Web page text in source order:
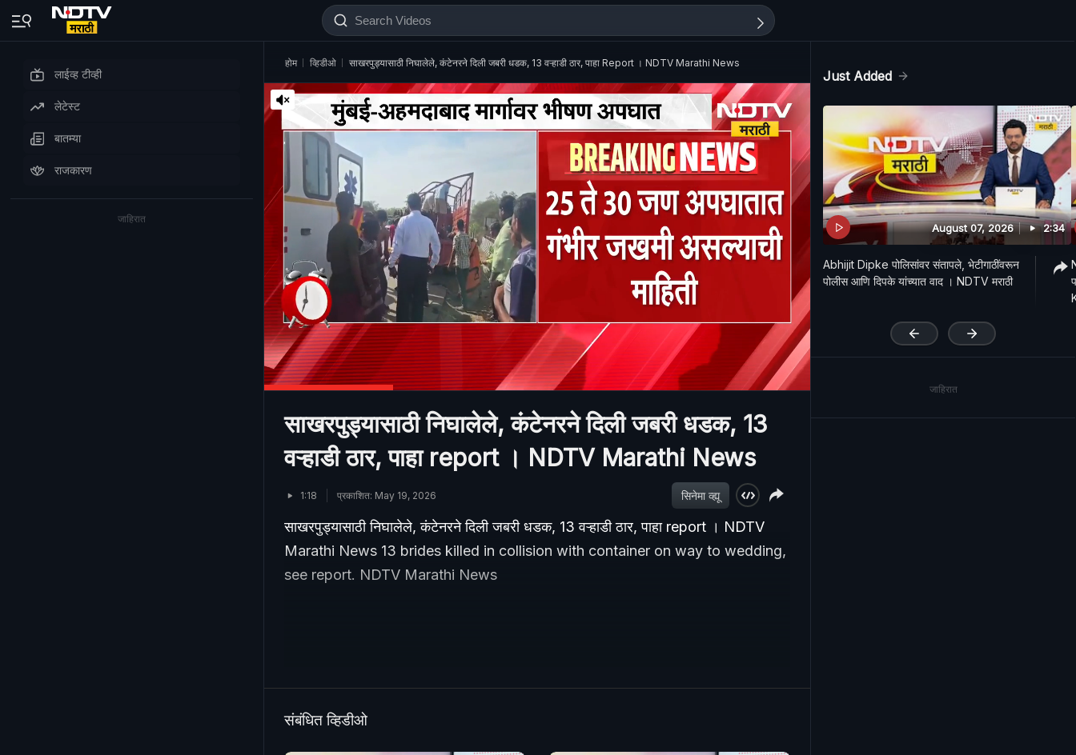
लाईव्ह टीव्ही
लेटेस्ट
बातम्या
राजकारण
जाहिरात
होम व्हिडीओ साखरपुड्यासाठी निघालेले, कंटेनरने दिली जबरी धडक, 13 वऱ्हाडी ठार, पाहा Report । NDTV Marathi News
साखरपुड्यासाठी निघालेले, कंटेनरने दिली जबरी धडक, 13
वऱ्हाडी ठार, पाहा report । NDTV Marathi News
1:18 प्रकाशित: May 19, 2026 सिनेमा व्ह्यू
साखरपुड्यासाठी निघालेले, कंटेनरने दिली जबरी धडक, 13 वऱ्हाडी ठार, पाहा report । NDTV
Marathi News 13 brides killed in collision with container on way to wedding,
see report. NDTV Marathi News
संबंधित व्हिडीओ
Just Added
August 07, 2026 2:34
Abhijit Dipke पोलिसांवर संतापले, भेटीगाठींवरून
पोलीस आणि दिपके यांच्यात वाद । NDTV मराठी
जाहिरात